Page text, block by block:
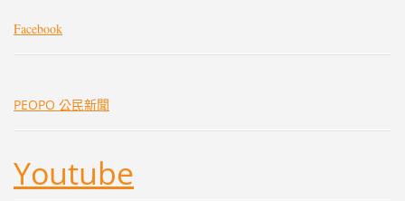
Facebook
PEOPO 公民新聞
Youtube